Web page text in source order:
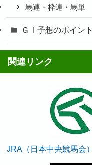
馬連・枠連・馬単
ＧⅠ予想のポイント
関連リンク
JRA（日本中央競馬会）